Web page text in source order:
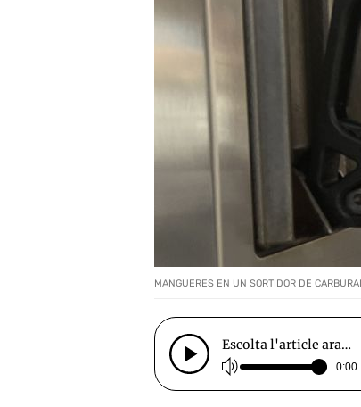
MANGUERES EN UN SORTIDOR DE
Escolta l'article ara…
0:00